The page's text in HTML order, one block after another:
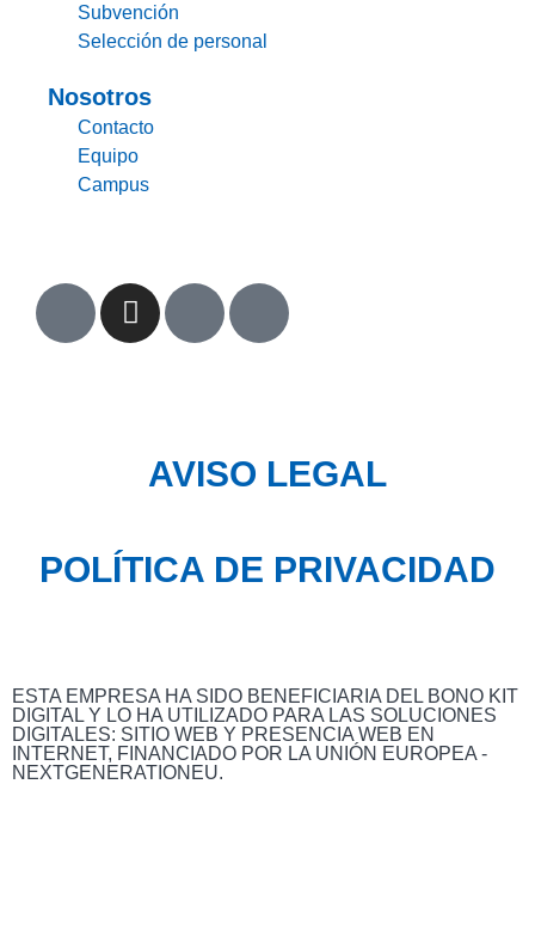
Subvención
Selección de personal
Nosotros
Contacto
Equipo
Campus
AVISO LEGAL
POLÍTICA DE PRIVACIDAD
ESTA EMPRESA HA SIDO BENEFICIARIA DEL BONO KIT
DIGITAL Y LO HA UTILIZADO PARA LAS SOLUCIONES
DIGITALES: SITIO WEB Y PRESENCIA WEB EN
INTERNET, FINANCIADO POR LA UNIÓN EUROPEA -
NEXTGENERATIONEU.